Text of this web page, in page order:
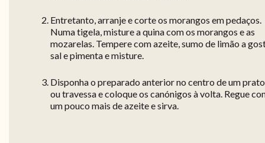
Entretanto, arranje e corte os morangos em pedaços.
Numa tigela, misture a quina com os morangos e as
mozarelas. Tempere com azeite, sumo de limão a
sal e pimenta e misture.
Disponha o preparado anterior no centro de um prato
ou travessa e coloque os canónigos à volta. Regue
um pouco mais de azeite e sirva.